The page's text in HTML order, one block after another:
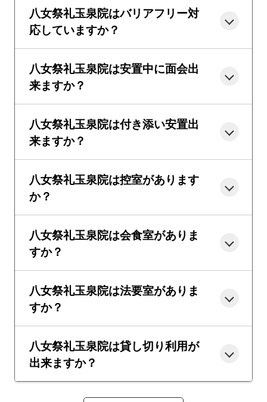
八女祭礼玉泉院はバリアフリー対
応していますか？
八女祭礼玉泉院は安置中に面会出
来ますか？
八女祭礼玉泉院は付き添い安置出
来ますか？
八女祭礼玉泉院は控室があります
か？
八女祭礼玉泉院は会食室がありま
すか？
八女祭礼玉泉院は法要室がありま
すか？
八女祭礼玉泉院は貸し切り利用が
出来ますか？